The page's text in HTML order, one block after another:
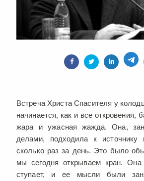
Встреча Христа Спасителя у
начинается, как и все откровения,
жара и ужасная жажда. Она,
делами, подходила к источнику
сколько раз за день. Это было
мы сегодня открываем кран.
ступает, и ее мысли были